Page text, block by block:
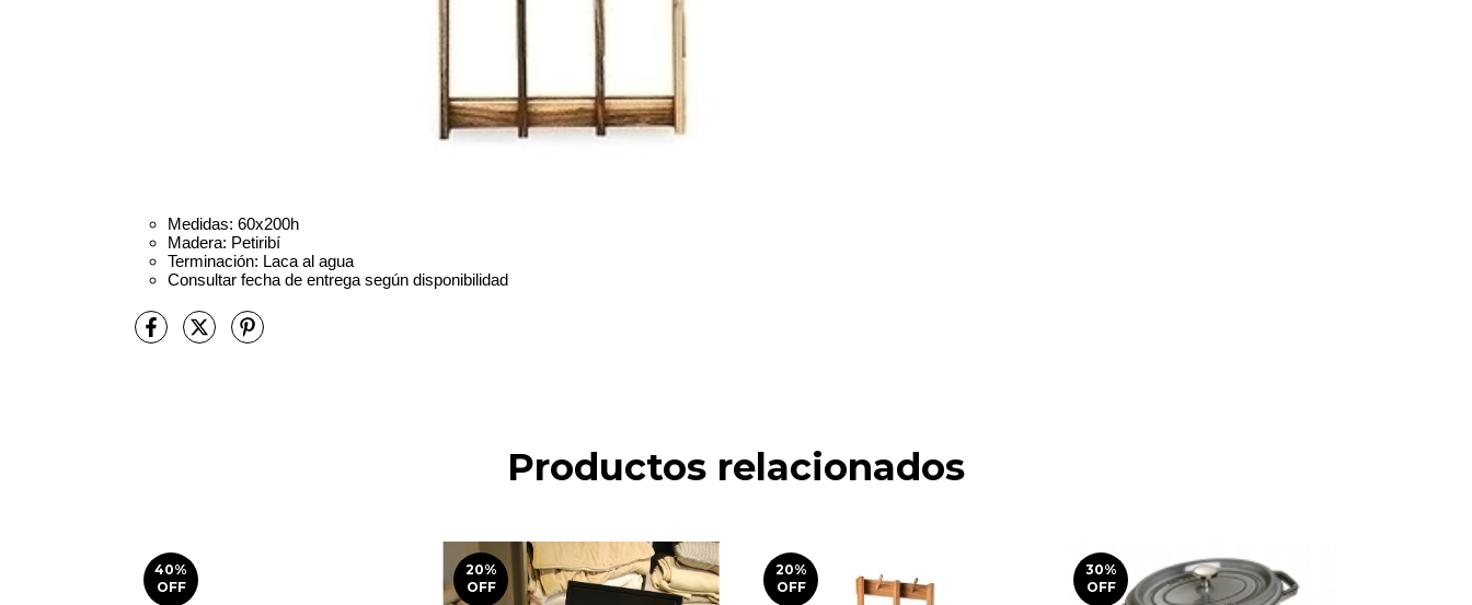
Medidas: 60x200h
Madera: Petiribí
Terminación: Laca al agua
Consultar fecha de entrega según disponibilidad
Productos relacionados
40%
OFF
20%
OFF
20%
OFF
30%
OFF